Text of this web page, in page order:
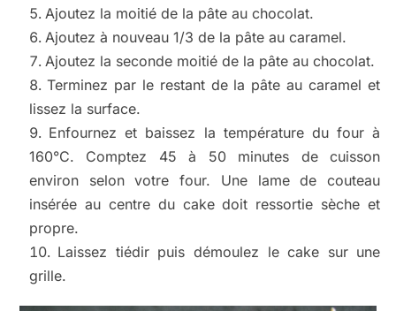
Ajoutez la moitié de la pâte au chocolat.
Ajoutez à nouveau 1/3 de la pâte au caramel.
Ajoutez la seconde moitié de la pâte au chocolat.
Terminez par le restant de la pâte au caramel et
lissez la surface.
Enfournez et baissez la température du four à
160°C. Comptez 45 à 50 minutes de cuisson
environ selon votre four. Une lame de couteau
insérée au centre du cake doit ressortie sèche et
propre.
Laissez tiédir puis démoulez le cake sur une
grille.